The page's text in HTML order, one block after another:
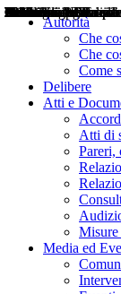
Autorità
Che
Che
Come
Delibere
Atti e
Atti di
Pareri,
Misure
Media ed
Delibere
Pareri
Consultazioni
Audizioni
Atti di Segnalazione
Accordi e Protocolli
Relazioni annuali
Misure di
Notizie
Comunicati Stampa
Bollettini ART
Convegni ART
Interviste del
Articoli in primo
Interventi del
2004
2005
2010
2013
2014
2015
2016
2017
2018
2019
202
2020
2021
2022
2023
2024
2025
2026
Aereo
Marittimo
Terrestre